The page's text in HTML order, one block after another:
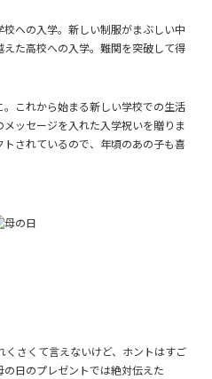
への入学。新しい制服がまぶしい中
た高校への入学。難関を突破して得
これから始まる新しい学校での生活
ッセージを入れた入学祝いを贈りま
されているので、年頃のあの子も喜
くさくて言えないけど、ホントはすご
日のプレゼントでは絶対伝えた